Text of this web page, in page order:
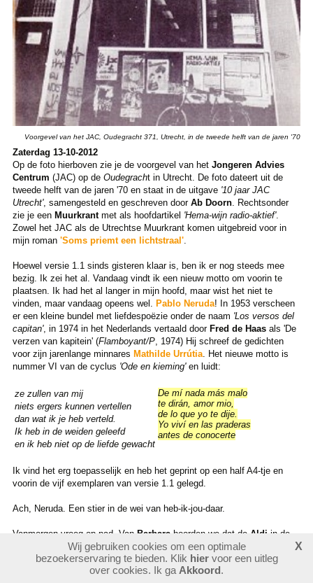
Voorgevel van het JAC, Oudegracht 371, Utrecht, in de tweede helft van de jaren '70
Zaterdag 13-10-2012
Op de foto hierboven zie je de voorgevel van het Jongeren Advies
Centrum (JAC) op de Oudegracht in Utrecht. De foto dateert uit de
tweede helft van de jaren '70 en staat in de uitgave '10 jaar JAC
Utrecht', samengesteld en geschreven door Ab Doorn. Rechtsonder
zie je een Muurkrantmet als hoofdartikel 'Hema-wijn radio-aktief'.
Zowel het JAC als de Utrechtse Muurkrant komen uitgebreid voor in
mijn roman 'Soms priemt een lichtstraal'.
Hoewel versie 1.1 sinds gisteren klaar is, ben ik er nog steeds mee
bezig. Ik zei het al. Vandaag vindt ik een nieuw motto om voorin te
plaatsen. Ik had het al langer in mijn hoofd, maar wist het niet te
vinden, maar vandaag opeens wel. Pablo Neruda! In 1953 verscheen
er een kleine bundel met liefdespoëzie onder de naam 'Los versos del
capitan', in 1974 in het Nederlands vertaald door Fred de Haas als 'De
verzen van kapitein' (Flamboyant/P, 1974) Hij schreef de gedichten
voor zijn jarenlange minnares Mathilde Urrútia. Het nieuwe motto is
nummer VI van de cyclus 'Ode en kieming'en luidt:
ze zullen van mij
niets ergers kunnen vertellen
dan wat ik je heb verteld.
Ik heb in de weiden geleefd
en ik heb niet op de liefde gewacht
De mí nada más malo
te dirán, amor mio,
de lo que yo te dije.
Yo viví en las praderas
antes de conocerte
Ik vind het erg toepasselijk en heb het geprint op een half A4-tje en
voorin de vijf exemplaren van versie 1.1 gelegd.
Ach, Neruda. Een stier in de wei van heb-ik-jou-daar.
Vanmorgen vroeg op pad. Van Barbarahoorden we dat de Aldi in de
binnenstad goede broeken verkoopt, degelijk en kleurvast in de was,
voor slechts € 17,99. Ik schat dat ik maat 52 moet hebben en die ligt
inderdaad in een van de vakken. Donkerblauw. Hj moet alleen korter
Wij gebruiken cookies om een optimale
bezoekerservaring te bieden. Klik hiervoor een uitleg
over cookies. Ik ga Akkoord.
X